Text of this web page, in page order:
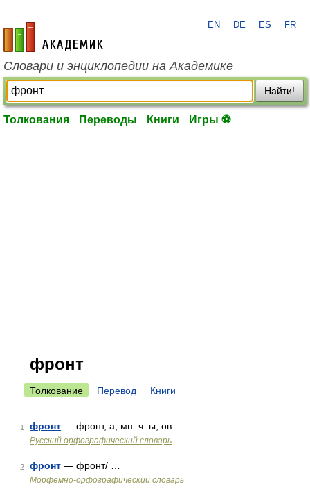
academic.ru
EN DE ES FR
Словари и энциклопедии на Академике
Найти!
Толкования Переводы Книги Игры ⚽
фронт
Толкование Перевод Книги
1 фронт — фронт, а, мн. ч. ы, ов …
Русский орфографический словарь
2 фронт — фронт/ …
Морфемно-орфографический словарь